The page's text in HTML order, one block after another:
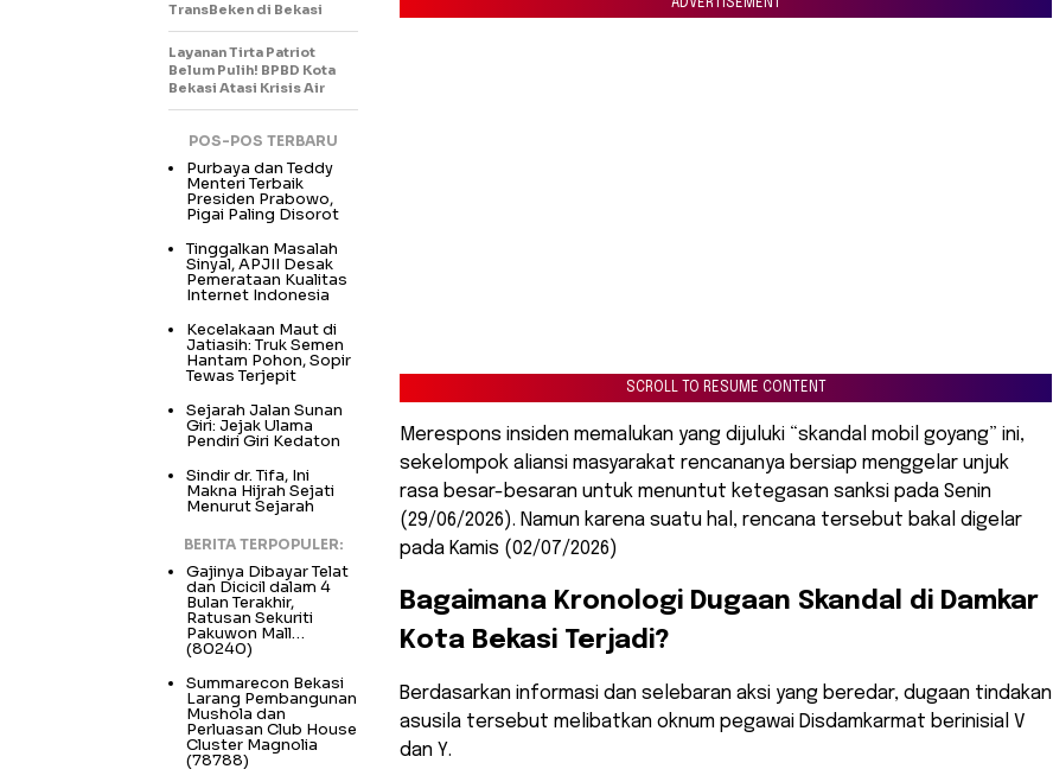
ADVERTISEMENT
SCROLL TO RESUME CONTENT
Merespons insiden memalukan yang dijuluki “skandal mobil goyang” ini,
sekelompok aliansi masyarakat rencananya bersiap menggelar unjuk
rasa besar-besaran untuk menuntut ketegasan sanksi pada Senin
(29/06/2026). Namun karena suatu hal, rencana tersebut bakal digelar
pada Kamis (02/07/2026)
​Bagaimana Kronologi Dugaan Skandal di Damkar
Kota Bekasi Terjadi?
​Berdasarkan informasi dan selebaran aksi yang beredar, dugaan tindakan
asusila tersebut melibatkan oknum pegawai Disdamkarmat berinisial V
dan Y.
TransBeken di Bekasi
Layanan Tirta Patriot
Belum Pulih! BPBD Kota
Bekasi Atasi Krisis Air
POS-POS TERBARU
Purbaya dan Teddy
Menteri Terbaik
Presiden Prabowo,
Pigai Paling Disorot
Tinggalkan Masalah
Sinyal, APJII Desak
Pemerataan Kualitas
Internet Indonesia
Kecelakaan Maut di
Jatiasih: Truk Semen
Hantam Pohon, Sopir
Tewas Terjepit
Sejarah Jalan Sunan
Giri: Jejak Ulama
Pendiri Giri Kedaton
Sindir dr. Tifa, Ini
Makna Hijrah Sejati
Menurut Sejarah
BERITA TERPOPULER:
Gajinya Dibayar Telat
dan Dicicil dalam 4
Bulan Terakhir,
Ratusan Sekuriti
Pakuwon Mall…
(80240)
Summarecon Bekasi
Larang Pembangunan
Mushola dan
Perluasan Club House
Cluster Magnolia
(78788)